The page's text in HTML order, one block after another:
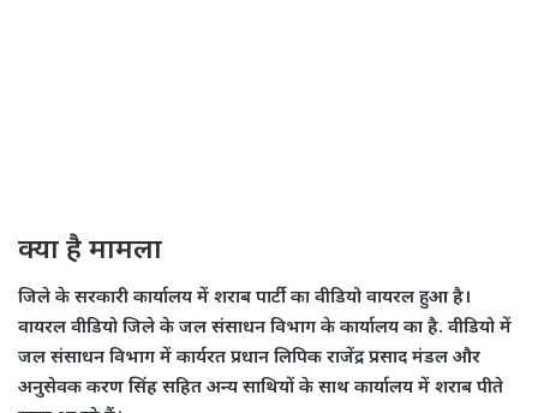
क्या है मामला
जिले के सरकारी कार्यालय में शराब पार्टी का वीडियो वायरल हुआ है।
वायरल वीडियो जिले के जल संसाधन विभाग के कार्यालय का है. वीडियो में
जल संसाधन विभाग में कार्यरत प्रधान लिपिक राजेंद्र प्रसाद मंडल और
अनुसेवक करण सिंह सहित अन्य साथियों के साथ कार्यालय में शराब पीते